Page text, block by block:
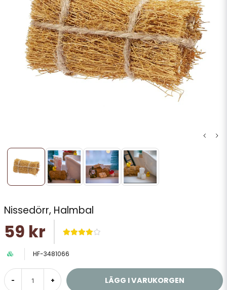
Nissedörr, Halmbal
59 kr
HF-3481066
- + LÄGG I VARUKORGEN